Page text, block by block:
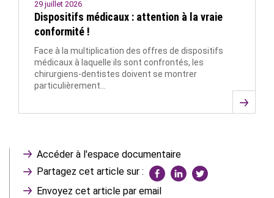
29 juillet 2026
Dispositifs médicaux : attention à la vraie
conformité !
Face à la multiplication des offres de dispositifs
médicaux à laquelle ils sont confrontés, les
chirurgiens-dentistes doivent se montrer
particulièrement…
Accéder à l'espace documentaire
Partagez cet article sur :
Envoyez cet article par email